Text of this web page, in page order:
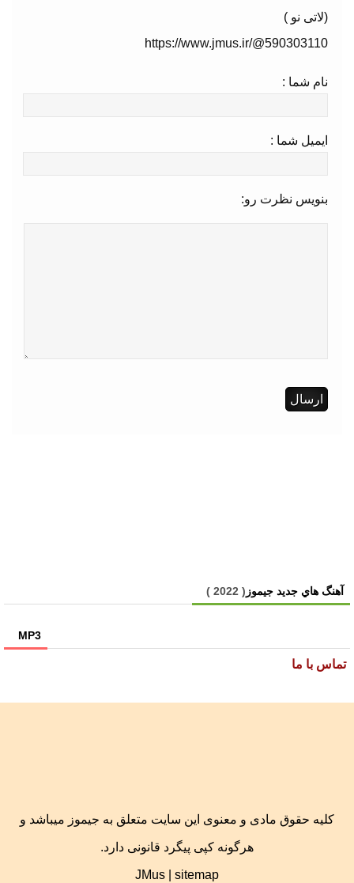
(لاتی نو )
https://www.jmus.ir/@590303110
نام شما :
ایمیل شما :
بنویس نظرت رو:
آهنگ هاي جديد جیموز ( 2022 )
MP3
تماس با ما
کلیه حقوق مادی و معنوی این سایت متعلق به جیموز میباشد و
هرگونه کپی پیگرد قانونی دارد.
JMus sitemap